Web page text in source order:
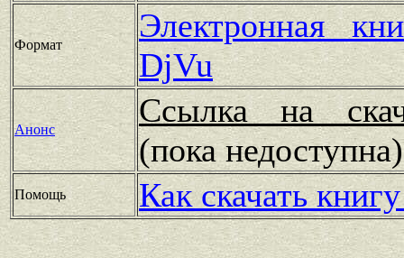
Формат
Электронная
DjVu
Анонс
Ссылка на
(пока
Помощь Как скачать